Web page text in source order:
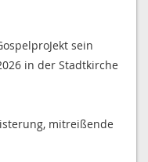
sein
in der Stadtkirche
mitreißende